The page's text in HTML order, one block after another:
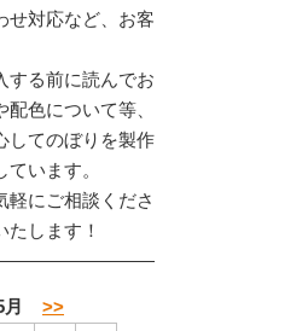
せ対応など、お客
する前に読んでお
色について等、
してのぼりを製作
います。
軽にご相談くださ
します！
>>